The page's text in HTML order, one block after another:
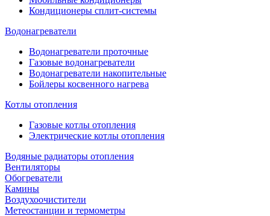
Кондиционеры сплит-системы
Водонагреватели
Водонагреватели проточные
Газовые водонагреватели
Водонагреватели накопительные
Бойлеры косвенного нагрева
Котлы отопления
Газовые котлы отопления
Электрические котлы отопления
Водяные радиаторы отопления
Вентиляторы
Обогреватели
Камины
Воздухоочистители
Метеостанции и термометры